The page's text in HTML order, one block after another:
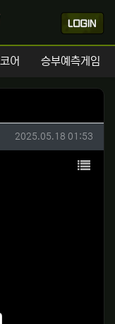
어 승부예측게임
작성일
2025.05.18 01:53
목록